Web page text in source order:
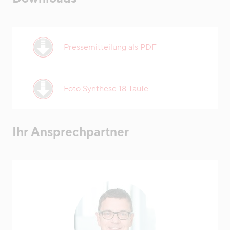
Pressemitteilung als PDF
Foto Synthese 18 Taufe
Ihr Ansprechpartner